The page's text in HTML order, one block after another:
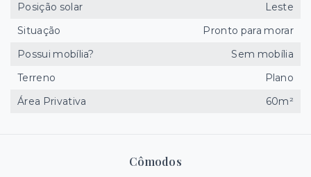
Cômodos
Posição solar
Leste
Situação
Pronto para morar
Possui mobília?
Sem mobília
Terreno
Plano
Área Privativa
60m²